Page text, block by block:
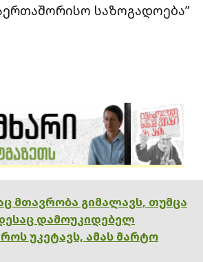
საზოგადოება”
მთავრობა გიმალავს, თუმცა
დამოუკიდებელ
უკეტავს, ამას მარტო